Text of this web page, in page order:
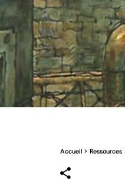
Accueil Ressources